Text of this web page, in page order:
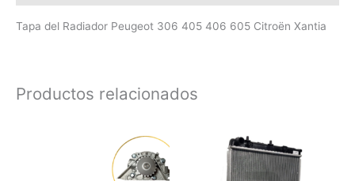
Tapa del Radiador Peugeot 306 405 406 605 Citroën Xantia
Productos relacionados